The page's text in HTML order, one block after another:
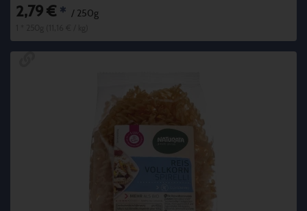
2,79 € * / 250g